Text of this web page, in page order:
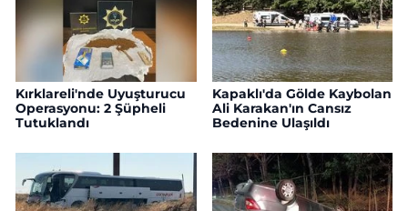
Kırklareli'nde Uyuşturucu
Operasyonu: 2 Şüpheli
Tutuklandı
Kapaklı'da Gölde Kaybolan
Ali Karakan'ın Cansız
Bedenine Ulaşıldı